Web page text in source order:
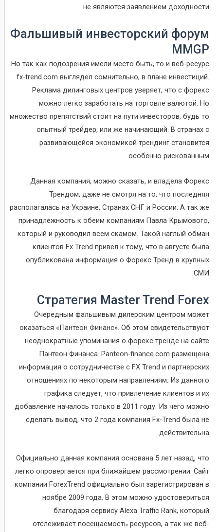
не являются заявлением доходности.
Фальшивый инвесторский форум
MMGP
Но так как подозрения имели место быть, то и веб-ресурс
fx-trend.com выглядел сомнительно, в плане инвестиций.
Реклама дилинговых центров уверяет, что с форекс
можно легко заработать на торговле валютой. Но
множество препятствий стоит на пути инвесторов, будь то
опытный трейдер, или же начинающий. В странах с
развивающейся экономикой трендинг становится
особенно рискованным.
Данная компания, можно сказать, и владела Форекс
Трендом, даже не смотря на то, что последняя
располагалась на Украине, Странах СНГ и России. А так же
принадлежность к обеим компаниям Павла Крымового,
который и руководил всем скамом. Такой наглый обман
клиентов Fx Trend привел к тому, что в августе была
опубликована информация о Форекс Тренд в крупных
СМИ.
Стратегия Master Trend Forex
Очередным фальшивым дилерским центром может
оказаться «Пантеон Финанс». Об этом свидетельствуют
неоднократные упоминания о форекс тренде на сайте
Пантеон Финанса. Panteon-finance.com размещена
информация о сотрудничестве с FX Trend и партнерских
отношениях по некоторым направлениям. Из данного
графика следует, что привлечение клиентов и их
добавление началось только в 2011 году. Из чего можно
сделать вывод, что 2 года компания Fx-Trend была не
действительна.
Официально данная компания основана 5 лет назад, что
легко опровергается при ближайшем рассмотрении. Сайт
компании ForexTrend официально был зарегистрирован в
ноябре 2009 года. В этом можно удостовериться
благодаря сервису Alexa Traffic Rank, который
отслеживает посещаемость ресурсов, а так же веб-